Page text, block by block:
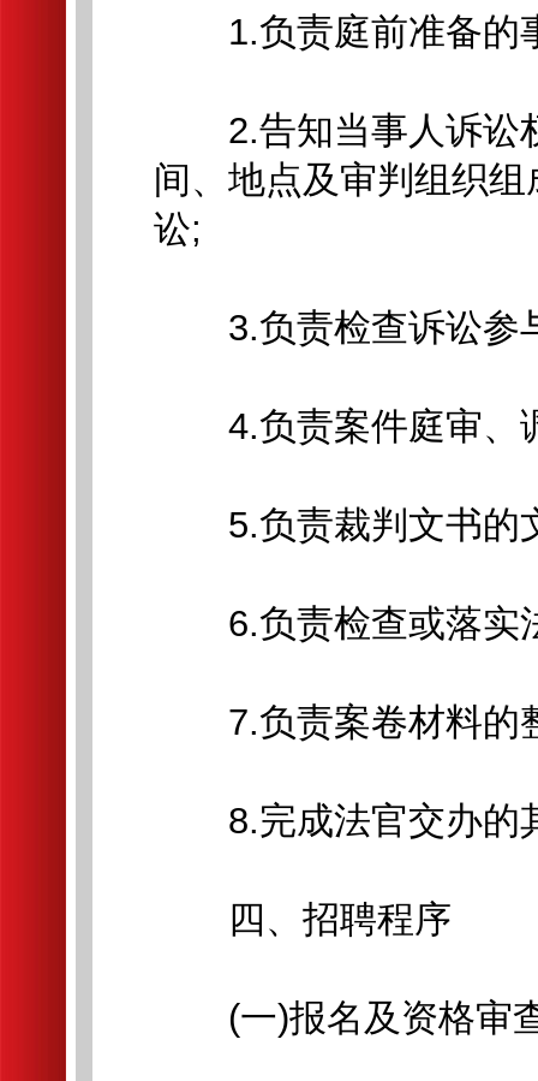
1.负责庭前准备的
2.告知当事人诉讼
间、地点及审判组织
讼;
3.负责检查诉讼参
4.负责案件庭审、
5.负责裁判文书的
6.负责检查或落实
7.负责案卷材料的
8.完成法官交办的
四、招聘程序
(一)报名及资格审